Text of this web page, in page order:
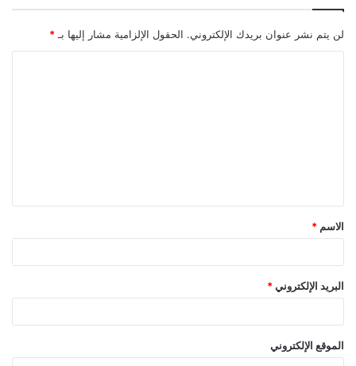
لن يتم نشر عنوان بريدك الإلكتروني. الحقول الإلزامية مشار إليها بـ *
ق
*
الاسم *
البريد الإلكتروني *
الموقع الإلكتروني